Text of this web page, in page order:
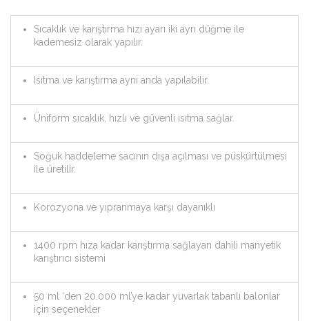
Sıcaklık ve karıştırma hızı ayarı iki ayrı düğme ile
kademesiz olarak yapılır.
Isıtma ve karıştırma aynı anda yapılabilir.
Üniform sıcaklık, hızlı ve güvenli ısıtma sağlar.
Soğuk haddeleme sacının dışa açılması ve püskürtülmesi
ile üretilir.
Korozyona ve yıpranmaya karşı dayanıklı
1400 rpm hıza kadar karıştırma sağlayan dahili manyetik
karıştırıcı sistemi
50 ml ‘den 20.000 ml’ye kadar yuvarlak tabanlı balonlar
için seçenekler